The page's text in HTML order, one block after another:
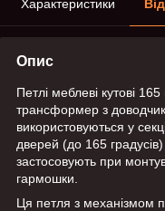
Характеристики
Опис
Петлі меблеві кутові
трансформер з
використовуються у
дверей (до 165
застосовують при
гармошки.
Ця петля з механізмом